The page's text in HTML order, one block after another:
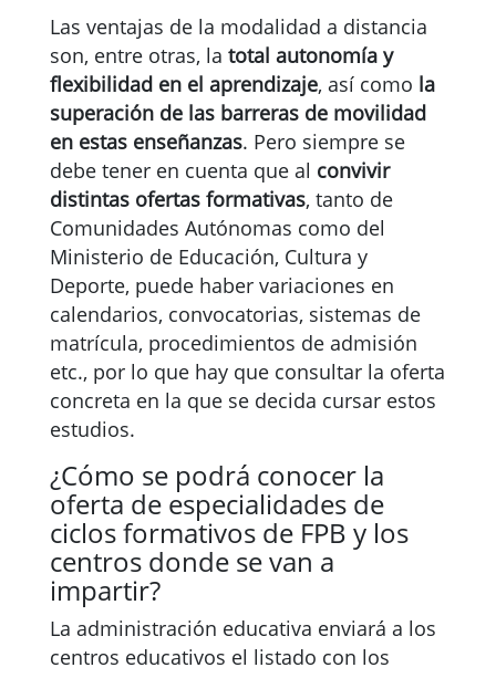
Las ventajas de la modalidad a distancia
son, entre otras, la total autonomía y
flexibilidad en el aprendizaje, así como la
superación de las barreras de movilidad
en estas enseñanzas. Pero siempre se
debe tener en cuenta que al convivir
distintas ofertas formativas, tanto de
Comunidades Autónomas como del
Ministerio de Educación, Cultura y
Deporte, puede haber variaciones en
calendarios, convocatorias, sistemas de
matrícula, procedimientos de admisión
etc., por lo que hay que consultar la oferta
concreta en la que se decida cursar estos
estudios.
¿Cómo se podrá conocer la
oferta de especialidades de
ciclos formativos de FPB y los
centros donde se van a
impartir?
La administración educativa enviará a los
centros educativos el listado con los